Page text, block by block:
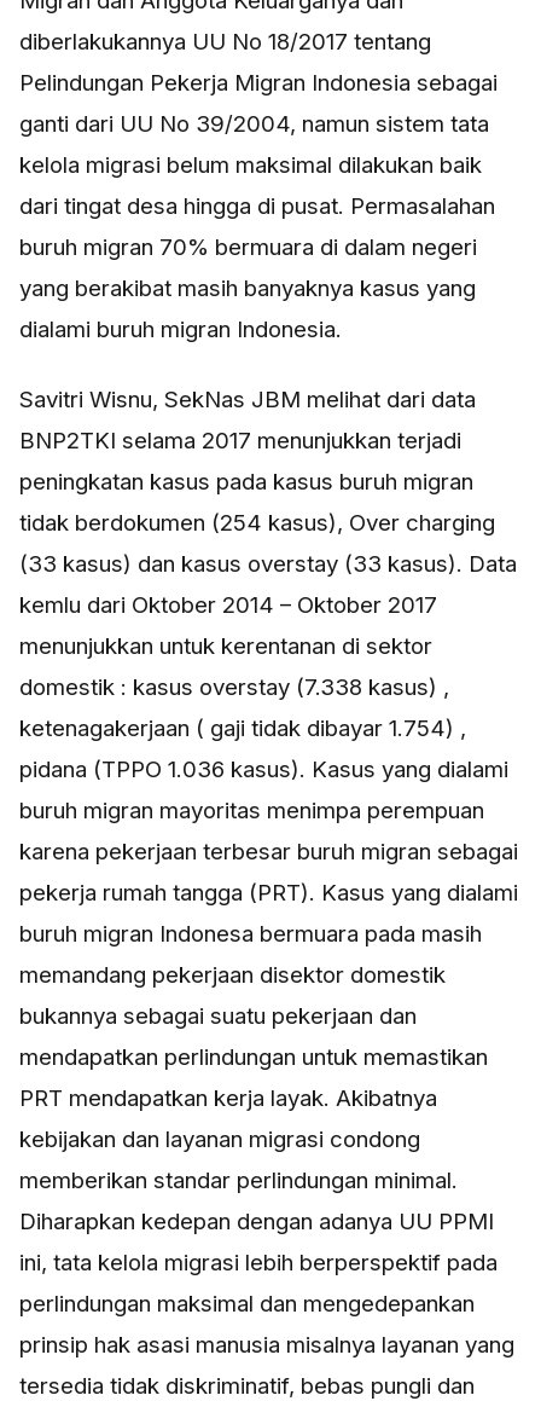
diberlakukannya UU No 18/2017 tentang
Pelindungan Pekerja Migran Indonesia sebagai
ganti dari UU No 39/2004, namun sistem tata
kelola migrasi belum maksimal dilakukan baik
dari tingat desa hingga di pusat. Permasalahan
buruh migran 70% bermuara di dalam negeri
yang berakibat masih banyaknya kasus yang
dialami buruh migran Indonesia.
Savitri Wisnu, SekNas JBM melihat dari data
BNP2TKI selama 2017 menunjukkan terjadi
peningkatan kasus pada kasus buruh migran
tidak berdokumen (254 kasus), Over charging
(33 kasus) dan kasus overstay (33 kasus). Data
kemlu dari Oktober 2014 – Oktober 2017
menunjukkan untuk kerentanan di sektor
domestik : kasus overstay (7.338 kasus) ,
ketenagakerjaan ( gaji tidak dibayar 1.754) ,
pidana (TPPO 1.036 kasus). Kasus yang dialami
buruh migran mayoritas menimpa perempuan
karena pekerjaan terbesar buruh migran sebagai
pekerja rumah tangga (PRT). Kasus yang dialami
buruh migran Indonesa bermuara pada masih
memandang pekerjaan disektor domestik
bukannya sebagai suatu pekerjaan dan
mendapatkan perlindungan untuk memastikan
PRT mendapatkan kerja layak. Akibatnya
kebijakan dan layanan migrasi condong
memberikan standar perlindungan minimal.
Diharapkan kedepan dengan adanya UU PPMI
ini, tata kelola migrasi lebih berperspektif pada
perlindungan maksimal dan mengedepankan
prinsip hak asasi manusia misalnya layanan yang
tersedia tidak diskriminatif, bebas pungli dan